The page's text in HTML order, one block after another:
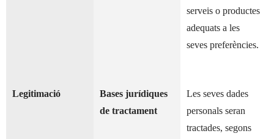
serveis o productes
adequats a les
seves preferències.
Legitimació
Bases jurídiques
de tractament
Les seves dades
personals seran
tractades, segons